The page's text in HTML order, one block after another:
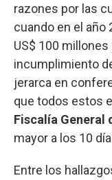
razones por las
cuando en el año
US$ 100
incumplimiento
jerarca en
que todos estos
Fiscalía General
mayor a los 10
Entre los